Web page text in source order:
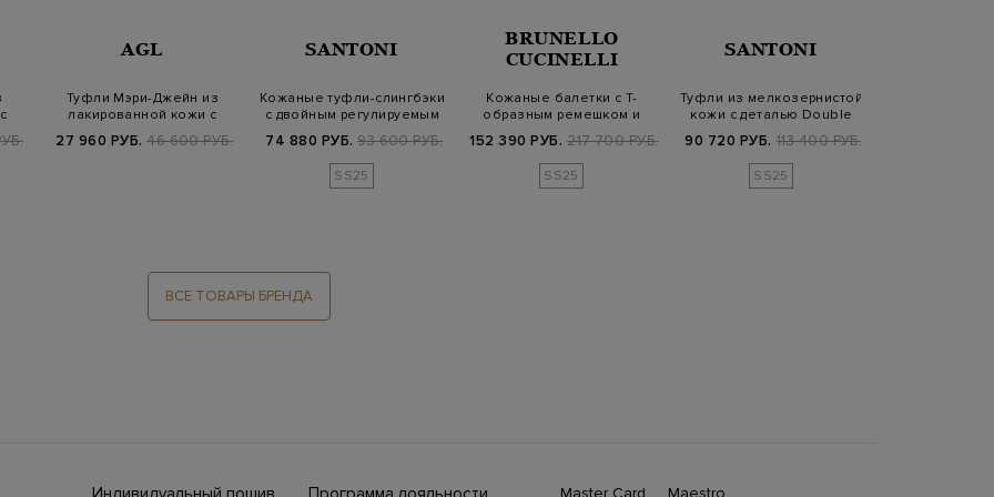
AGL
Туфли Мэри-Джейн из
лакированной кожи с
27 960 РУБ. 46 600 РУБ.
SANTONI
Кожаные туфли-слингбэки
с двойным регулируемым
74 880 РУБ. 93 600 РУБ.
SS25
BRUNELLO
CUCINELLI
Кожаные балетки с Т-
образным ремешком и
152 390 РУБ. 217 700 РУБ.
SS25
SANTONI
Туфли из мелкозернистой
кожи с деталью Double
90 720 РУБ. 113 400 РУБ.
SS25
ВСЕ ТОВАРЫ БРЕНДА
Master Card Maestro